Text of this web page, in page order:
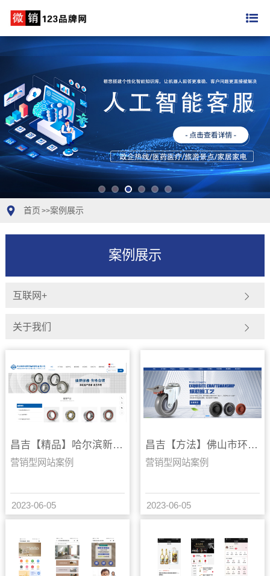
首页 >>案例展示
案例展示
互联网+
关于我们
昌吉【精品】哈尔滨新哈精密轴承股份有限公司【有什么用?】
营销型网站案例
2023-06-05
昌吉【方法】佛山市环球脚轮有限公司【怎么用?】
营销型网站案例
2023-06-05